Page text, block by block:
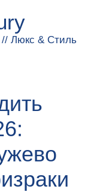
// Люкс & Стиль